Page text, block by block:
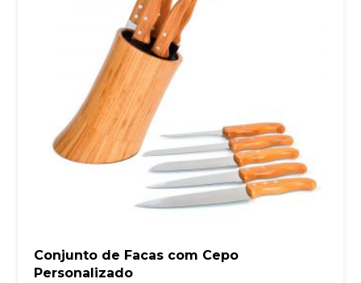
Conjunto de Facas com Cepo
Personalizado